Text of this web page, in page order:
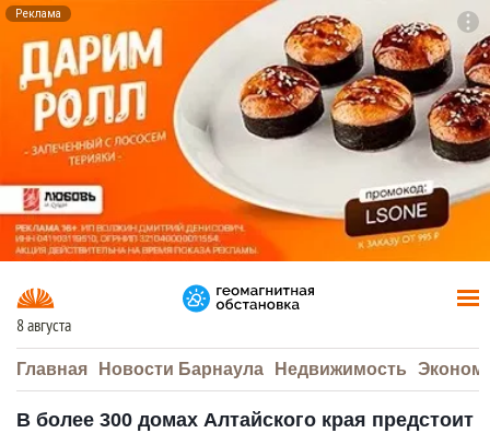
Реклама
8 августа
Главная Новости Барнаула Недвижимость
В более 300 домах Алтайского края предстоит